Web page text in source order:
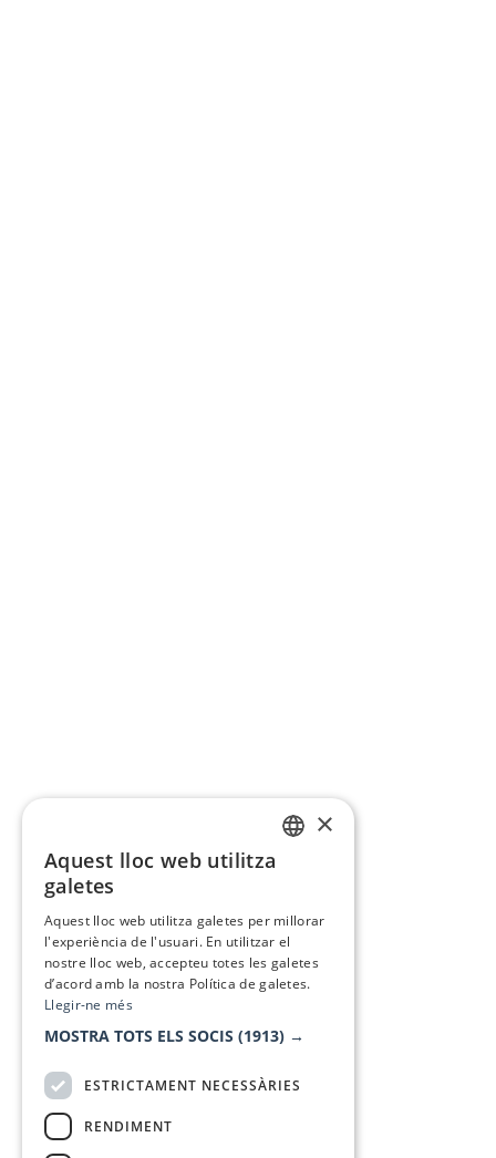
×
Aquest lloc web utilitza
galetes
Aquest lloc web utilitza galetes per millorar
l'experiència de l'usuari. En utilitzar el
nostre lloc web, accepteu totes les galetes
d’acord amb la nostra Política de galetes.
Llegir-ne més
MOSTRA TOTS ELS SOCIS (1913) →
ESTRICTAMENT NECESSÀRIES
RENDIMENT